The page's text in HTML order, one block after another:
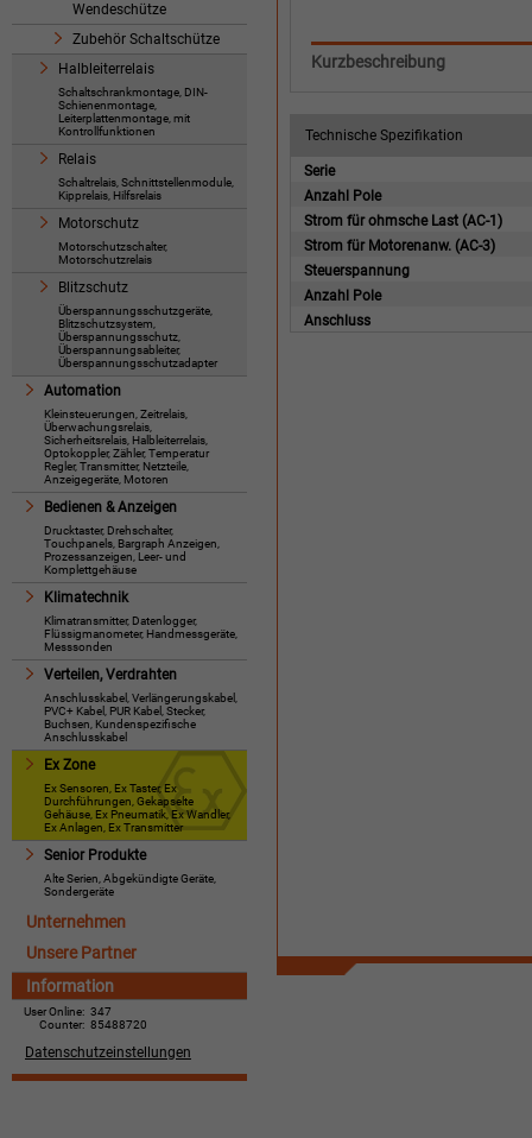
Wendeschütze
Zubehör Schaltschütze
Halbleiterrelais
Schaltschrankmontage, DIN-
Schienenmontage,
Leiterplattenmontage, mit
Kontrollfunktionen
Relais
Schaltrelais, Schnittstellenmodule,
Kipprelais, Hilfsrelais
Motorschutz
Motorschutzschalter,
Motorschutzrelais
Blitzschutz
Überspannungsschutzgeräte,
Blitzschutzsystem,
Überspannungsschutz,
Überspannungsableiter,
Überspannungsschutzadapter
Automation
Kleinsteuerungen, Zeitrelais,
Überwachungsrelais,
Sicherheitsrelais, Halbleiterrelais,
Optokoppler, Zähler, Temperatur
Regler, Transmitter, Netzteile,
Anzeigegeräte, Motoren
Bedienen & Anzeigen
Drucktaster, Drehschalter,
Touchpanels, Bargraph Anzeigen,
Prozessanzeigen, Leer- und
Komplettgehäuse
Klimatechnik
Klimatransmitter, Datenlogger,
Flüssigmanometer, Handmessgeräte,
Messsonden
Verteilen, Verdrahten
Anschlusskabel, Verlängerungskabel,
PVC+ Kabel, PUR Kabel, Stecker,
Buchsen, Kundenspezifische
Anschlusskabel
Ex Zone
Ex Sensoren, Ex Taster, Ex
Durchführungen, Gekapselte
Gehäuse, Ex Pneumatik, Ex Wandler,
Ex Anlagen, Ex Transmitter
Senior Produkte
Alte Serien, Abgekündigte Geräte,
Sondergeräte
Unternehmen
Unsere Partner
Information
User Online: 347
Counter: 85488720
Datenschutzeinstellungen
Kurzbeschreibung
Technische Spezifikation
Serie
Anzahl Pole
Strom für ohmsche Last (AC-1)
Strom für Motorenanw. (AC-3)
Steuerspannung
Anzahl Pole
Anschluss